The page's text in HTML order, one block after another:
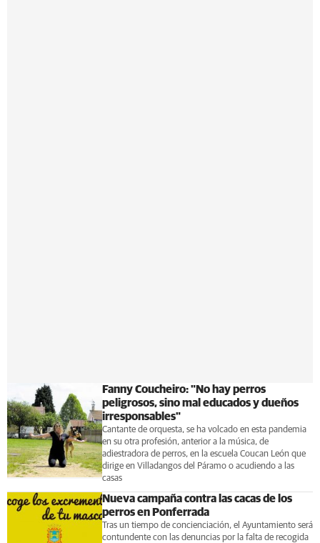
Fanny Coucheiro: "No hay perros
peligrosos, sino mal educados y dueños
irresponsables"
Cantante de orquesta, se ha volcado en esta pandemia
en su otra profesión, anterior a la música, de
adiestradora de perros, en la escuela Coucan León que
dirige en Villadangos del Páramo o acudiendo a las
casas
Nueva campaña contra las cacas de los
perros en Ponferrada
Tras un tiempo de concienciación, el Ayuntamiento será
contundente con las denuncias por la falta de recogida